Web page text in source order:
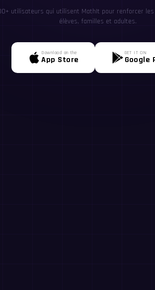
utilisateurs qui utilisent MathIt pour renforcer
élèves, familles et adultes.
Download on the
App Store
GET IT ON
Google